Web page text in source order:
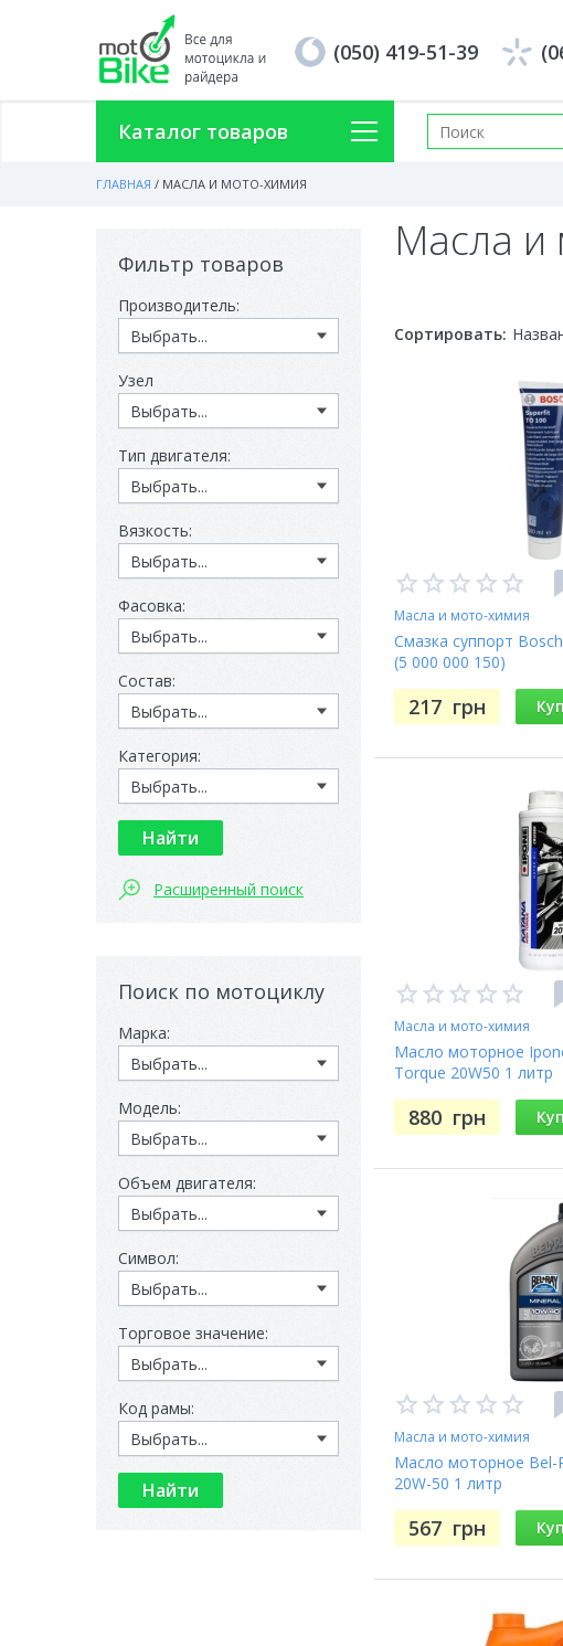
(050) 419-51-39
Каталог товаров
ГЛАВНАЯ / МАСЛА И МОТО-ХИМИЯ
Масла и
Сортировать:
Масла и мото-химия
Смазка суппорт
(5 000 000 150)
217 грн
Масла и мото-химия
Масло моторное
Torque 20W50 1 литр
880 грн
Масла и мото-химия
Масло моторное Bel-
20W-50 1 литр
567 грн
Фильтр товаров
Производитель:
Узел
Тип двигателя:
Вязкость:
Фасовка:
Состав:
Категория:
Показать
Расширенный поиск
Поиск по мотоциклу
Марка:
Модель:
Объем двигателя:
Символ:
Торговое значение:
Код рамы: